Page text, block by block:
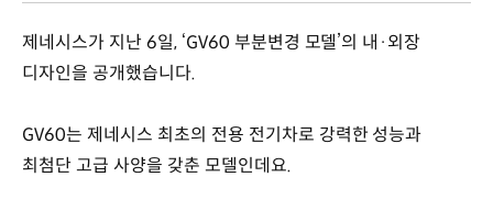
제네시스가 지난 6일, ‘GV60 부분변경 모델’의 내·외장
디자인을 공개했습니다.
GV60는 제네시스 최초의 전용 전기차로 강력한 성능과
최첨단 고급 사양을 갖춘 모델인데요.